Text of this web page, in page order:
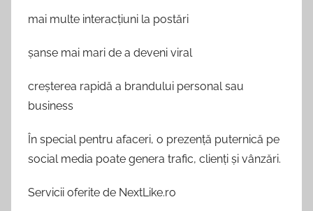
mai multe interacțiuni la postări
șanse mai mari de a deveni viral
creșterea rapidă a brandului personal sau
business
În special pentru afaceri, o prezență puternică pe
social media poate genera trafic, clienți și vânzări.
Servicii oferite de NextLike.ro